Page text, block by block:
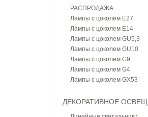
РАСПРОДАЖА
Лампы с цоколем E27
Лампы с цоколем E14
Лампы с цоколем GU5,3
Лампы с цоколем GU10
Лампы с цоколем G9
Лампы с цоколем G4
Лампы с цоколем GX53
ДЕКОРАТИВНОЕ